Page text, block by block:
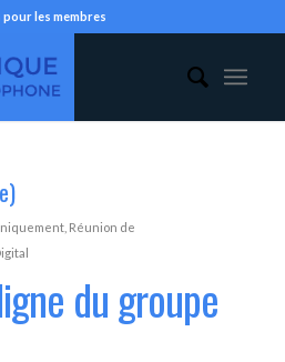
pour les membres
, Réunion de
du groupe